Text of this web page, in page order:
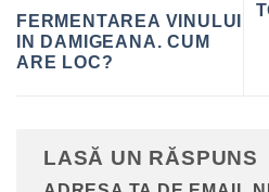
FERMENTAREA VINULUI
IN DAMIGEANA. CUM
ARE LOC?
LASĂ UN RĂSPUNS